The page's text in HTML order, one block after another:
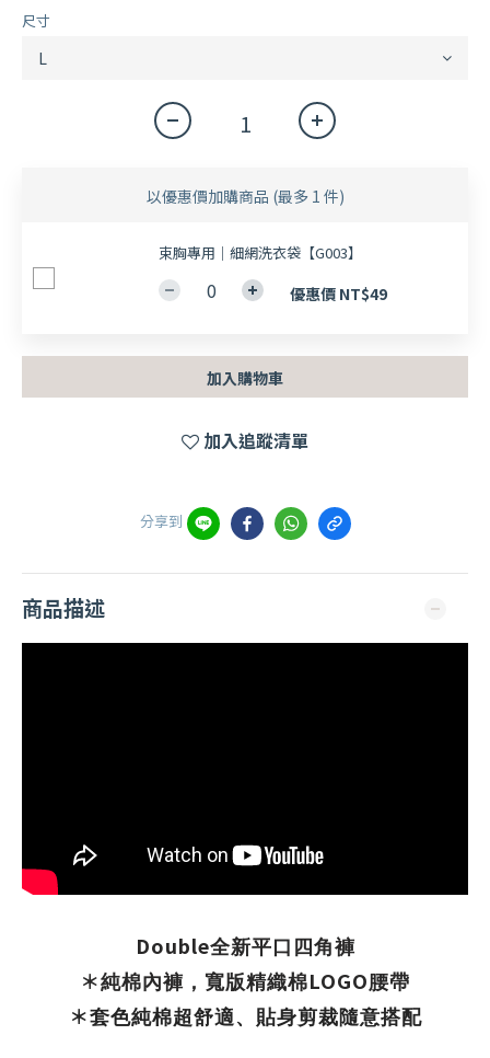
尺寸
以優惠價加購商品 (最多 1 件)
束胸專用｜細網洗衣袋【G003】
優惠價 NT$49
加入購物車
加入追蹤清單
分享到
商品描述
Double全新平口四角褲
＊純棉內褲，寬版精織棉LOGO腰帶
＊套色純棉超舒適、貼身剪裁隨意搭配